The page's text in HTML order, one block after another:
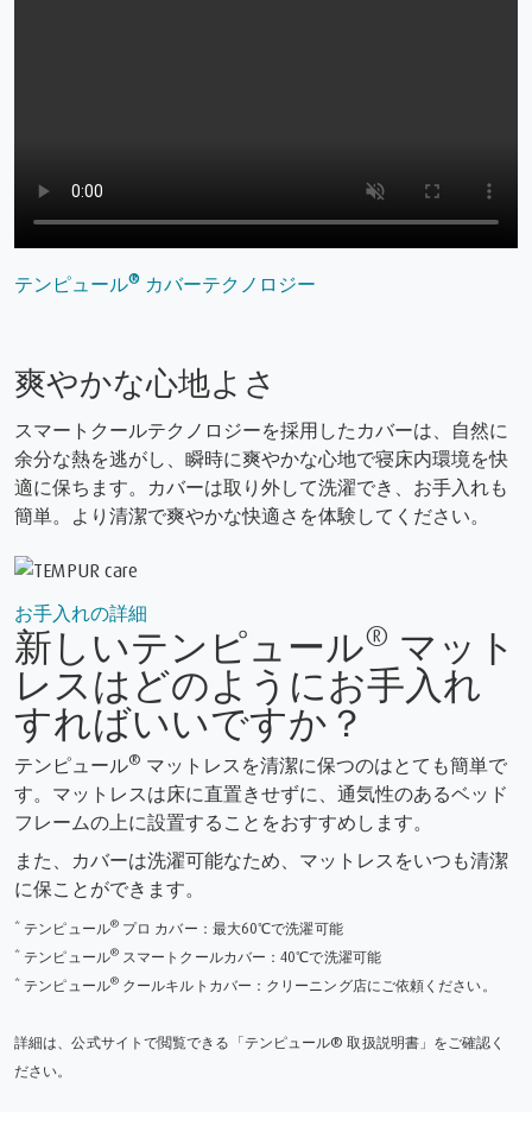
テンピュール® カバーテクノロジー
爽やかな心地よさ
スマートクールテクノロジーを採用したカバーは、自然に
余分な熱を逃がし、瞬時に爽やかな心地で寝床内環境を快
適に保ちます。カバーは取り外して洗濯でき、お手入れも
簡単。より清潔で爽やかな快適さを体験してください。
お手入れの詳細
新しいテンピュール® マット
レスはどのようにお手入れ
すればいいですか？
テンピュール® マットレスを清潔に保つのはとても簡単で
す。マットレスは床に直置きせずに、通気性のあるベッド
フレームの上に設置することをおすすめします。
また、カバーは洗濯可能なため、マットレスをいつも清潔
に保ことができます。
* テンピュール®プロ カバー：最大60℃で洗濯可能
* テンピュール®スマートクールカバー：40℃で洗濯可能
* テンピュール®クールキルトカバー：クリーニング店にご依頼ください。
詳細は、公式サイトで閲覧できる「テンピュール® 取扱説明書」をご確認く
ださい。